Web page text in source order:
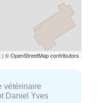
| © OpenStreetMap contributors
vétérinaire
Daniel Yves